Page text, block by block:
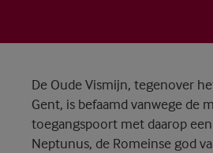
De Oude Vismijn, tegenover
Gent, is befaamd vanwege de
toegangspoort met daarop
Neptunus, de Romeinse god